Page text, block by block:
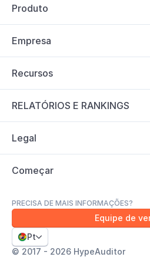
PRECISA DE MAIS INFORMAÇÕES?
Equipe de
Pt
© 2017 - 2026 HypeAuditor
Produto
Empresa
Recursos
RELATÓRIOS E RANKINGS
Legal
Começar